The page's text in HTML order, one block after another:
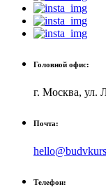
Головной офис:
г. Москва, ул.
Почта:
Телефон: